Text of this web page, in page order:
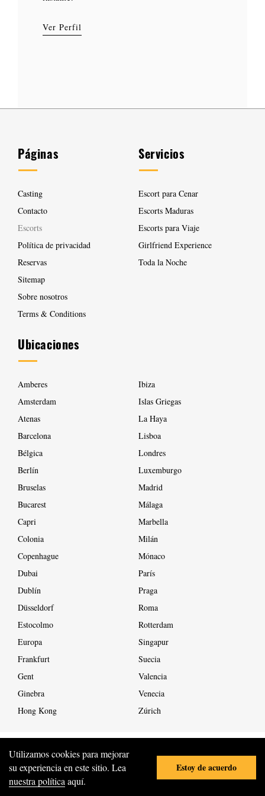
Utilizamos cookies para mejorar
su experiencia en este sitio. Lea
nuestra política aquí.
Estoy de acuerdo
Ver Perfil
Ver Perfil
Ver Perfil
Ver Perfil
sentir ilusionado y completamente a gusto desde
Ver Perfil
Páginas
Casting
Contacto
Escorts
Política de privacidad
Reservas
Sitemap
Sobre nosotros
Terms & Conditions
Servicios
Escort para Cenar
Escorts Maduras
Escorts para Viaje
Girlfriend Experience
Toda la Noche
Ubicaciones
Amberes
Amsterdam
Atenas
Barcelona
Bélgica
Berlín
Bruselas
Bucarest
Capri
Colonia
Copenhague
Dubai
Dublín
Düsseldorf
Estocolmo
Europa
Frankfurt
Gent
Ginebra
Hong Kong
Ibiza
Islas Griegas
La Haya
Lisboa
Londres
Luxemburgo
Madrid
Málaga
Marbella
Milán
Mónaco
París
Praga
Roma
Rotterdam
Singapur
Suecia
Valencia
Venecia
Zúrich
COPYRIGHT ©